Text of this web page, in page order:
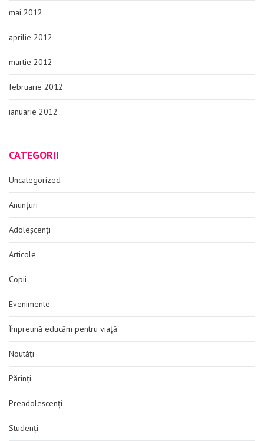
mai 2012
aprilie 2012
martie 2012
februarie 2012
ianuarie 2012
CATEGORII
Uncategorized
Anunțuri
Adoleșcenți
Articole
Copii
Evenimente
Împreună educăm pentru viață
Noutăți
Părinți
Preadolescenți
Studenți